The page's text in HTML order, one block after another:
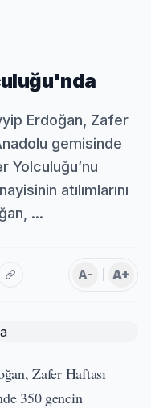
Erdoğan, Zafer
gemisinde
Yolculuğu’nu
atılımlarını
...
A- A+
Zafer Haftası
350 gencin